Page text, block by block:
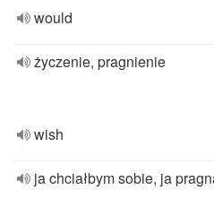
would
życzenie, pragnienie
wish
ja chciałbym sobie, ja